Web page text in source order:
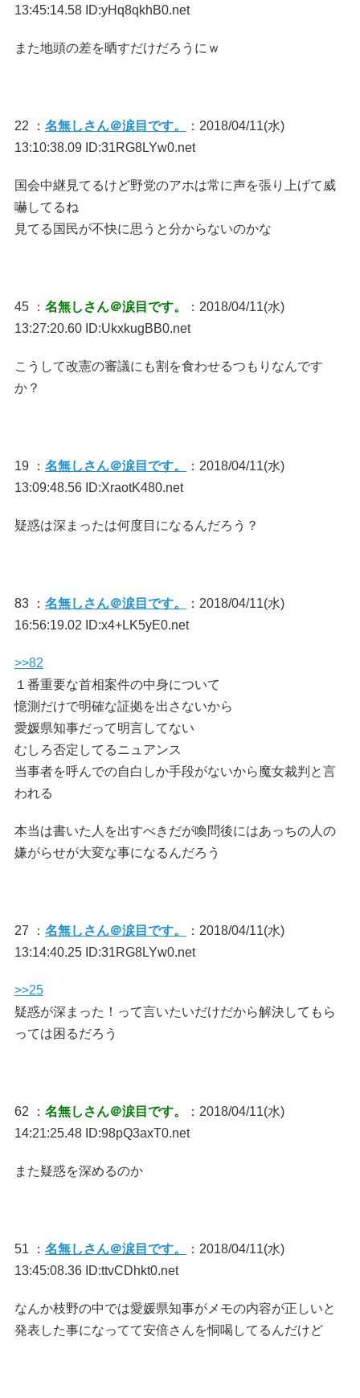
13:45:14.58 ID:yHq8qkhB0.net
また地頭の差を晒すだけだろうにｗ
22 ： 名無しさん＠涙目です。
：2018/04/11(水)
13:10:38.09 ID:31RG8LYw0.net
国会中継見てるけど野党のアホは常に声を張り上げて威
嚇してるね
見てる国民が不快に思うと分からないのかな
45 ： 名無しさん＠涙目です。
：2018/04/11(水)
13:27:20.60 ID:UkxkugBB0.net
こうして改憲の審議にも割を食わせるつもりなんです
か？
19 ： 名無しさん＠涙目です。
：2018/04/11(水)
13:09:48.56 ID:XraotK480.net
疑惑は深まったは何度目になるんだろう？
83 ： 名無しさん＠涙目です。
：2018/04/11(水)
16:56:19.02 ID:x4+LK5yE0.net
>>82
１番重要な首相案件の中身について
憶測だけで明確な証拠を出さないから
愛媛県知事だって明言してない
むしろ否定してるニュアンス
当事者を呼んでの自白しか手段がないから魔女裁判と言
われる
本当は書いた人を出すべきだが喚問後にはあっちの人の
嫌がらせが大変な事になるんだろう
27 ： 名無しさん＠涙目です。
：2018/04/11(水)
13:14:40.25 ID:31RG8LYw0.net
>>25
疑惑が深まった！って言いたいだけだから解決してもら
っては困るだろう
62 ： 名無しさん＠涙目です。
：2018/04/11(水)
14:21:25.48 ID:98pQ3axT0.net
また疑惑を深めるのか
51 ： 名無しさん＠涙目です。
：2018/04/11(水)
13:45:08.36 ID:ttvCDhkt0.net
なんか枝野の中では愛媛県知事がメモの内容が正しいと
発表した事になってて安倍さんを恫喝してるんだけど